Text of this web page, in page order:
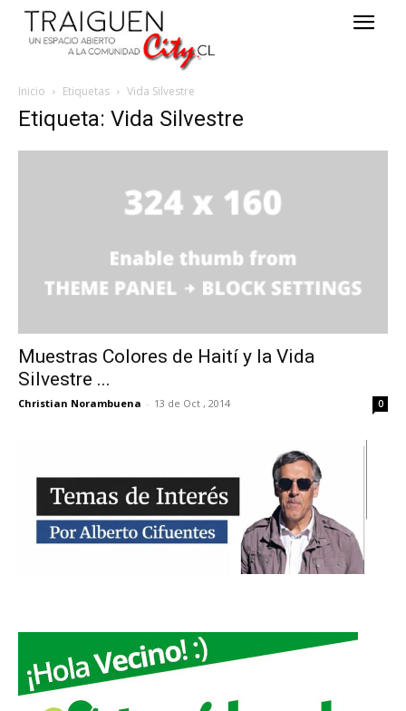
Inicio Etiquetas Vida Silvestre
Etiqueta: Vida Silvestre
Muestras Colores de Haití y la Vida
Silvestre ...
Christian Norambuena - 13 de Oct , 2014 0